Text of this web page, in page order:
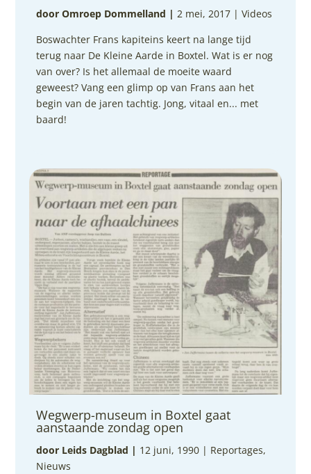
door Omroep Dommelland | 2 mei, 2017 |Videos
Boswachter Frans kapiteins keert na lange tijd
terug naar De Kleine Aarde in Boxtel. Wat is er nog
van over? Is het allemaal de moeite waard
geweest? Vang een glimp op van Frans aan het
begin van de jaren tachtig. Jong, vitaal en... met
baard!
Wegwerp-museum in Boxtel gaat
aanstaande zondag open
door Leids Dagblad | 12 juni, 1990 | Reportages,
Nieuws